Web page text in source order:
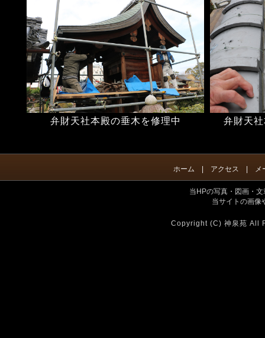
弁財天社本殿の垂木を修理中 弁財天
ホーム アクセス | メー
当HPの写真・図画・
当サイトの画像や
Copyright (C) 神泉苑